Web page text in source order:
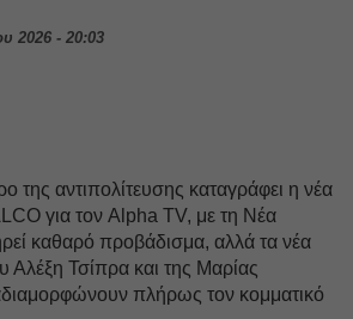
2026 - 20:03
της αντιπολίτευσης καταγράφει η νέα
για τον Alpha TV, με τη Νέα
καθαρό προβάδισμα, αλλά τα νέα
Αλέξη Τσίπρα και της Μαρίας
πλήρως τον κομματικό